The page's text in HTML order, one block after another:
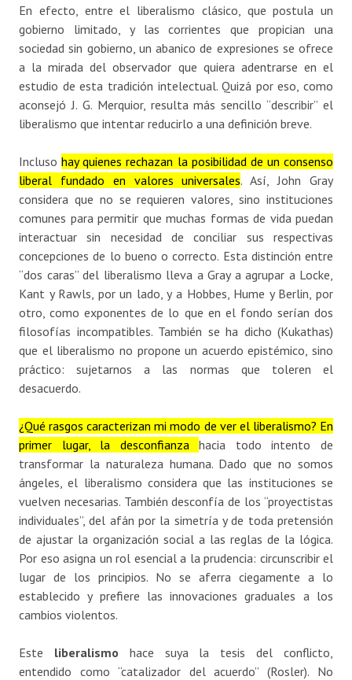
En efecto, entre el liberalismo clásico, que postula un
gobierno limitado, y las corrientes que propician una
sociedad sin gobierno, un abanico de expresiones se ofrece
a la mirada del observador que quiera adentrarse en el
estudio de esta tradición intelectual. Quizá por eso, como
aconsejó J. G. Merquior, resulta más sencillo “describir” el
liberalismo que intentar reducirlo a una definición breve.
Inclusohay quienes rechazan la posibilidad de un consenso
liberal fundado en valores universales. Así, John Gray
considera que no se requieren valores, sino instituciones
comunes para permitir que muchas formas de vida puedan
interactuar sin necesidad de conciliar sus respectivas
concepciones de lo bueno o correcto. Esta distinción entre
“dos caras” del liberalismo lleva a Gray a agrupar a Locke,
Kant y Rawls, por un lado, y a Hobbes, Hume y Berlin, por
otro, como exponentes de lo que en el fondo serían dos
filosofías incompatibles. También se ha dicho (Kukathas)
que el liberalismo no propone un acuerdo epistémico, sino
práctico: sujetarnos a las normas que toleren el
desacuerdo.
¿Qué rasgos caracterizan mi modo de ver el liberalismo? En
primer lugar, la desconfianzahacia todo intento de
transformar la naturaleza humana. Dado que no somos
ángeles, el liberalismo considera que las instituciones se
vuelven necesarias. También desconfía de los “proyectistas
individuales”, del afán por la simetría y de toda pretensión
de ajustar la organización social a las reglas de la lógica.
Por eso asigna un rol esencial a la prudencia: circunscribir el
lugar de los principios. No se aferra ciegamente a lo
establecido y prefiere las innovaciones graduales a los
cambios violentos.
Este liberalismo hace suya la tesis del conflicto,
entendido como “catalizador del acuerdo” (Rosler). No